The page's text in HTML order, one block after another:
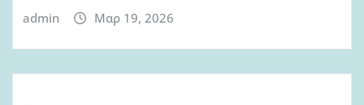
admin Μαρ 19, 2026